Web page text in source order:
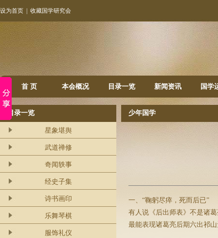
设为首页 收藏国学研究会
首 页 本会概况 目录一览 新闻资讯 国学
目录一览
星象堪舆
武道禅修
奇闻轶事
经史子集
诗书画印
乐舞琴棋
服饰礼仪
少年国学
一、“鞠躬尽瘁，死而后已”
有人说《后出师表》不是诸
最能表现诸葛亮后期六出祁